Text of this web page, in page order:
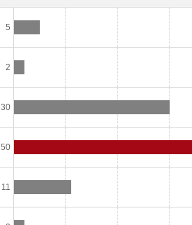
5
2
30
50
11